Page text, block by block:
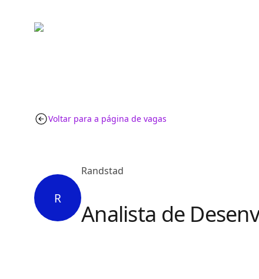
Voltar para a página de vagas
R
Randstad
Analista de